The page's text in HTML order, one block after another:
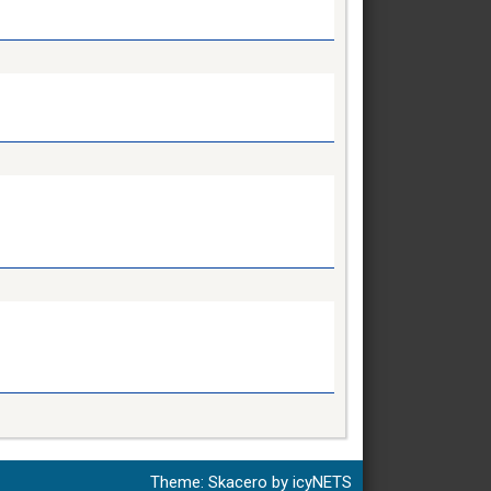
Theme: Skacero by icyNETS